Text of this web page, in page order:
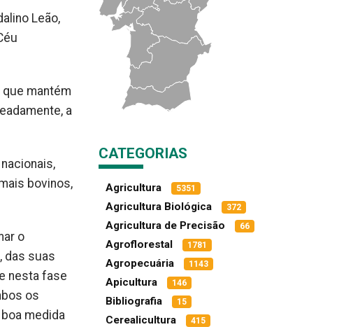
Leão,
que mantém
a
bovinos,
o
das suas
nesta fase
os
medida
CATEGORIAS
Agricultura 5351
Agricultura Biológica 372
Agricultura de Precisão 66
Agroflorestal 1781
Agropecuária 1143
Apicultura 146
Bibliografia 15
Cerealicultura 415